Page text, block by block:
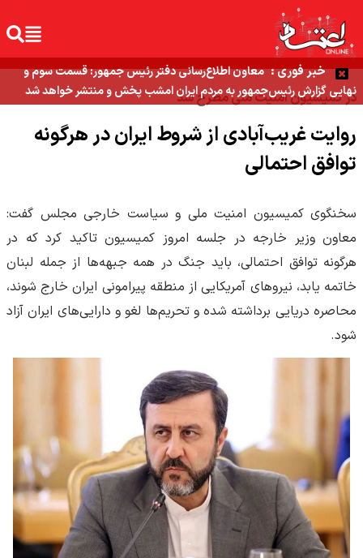
خبر فوری : معاون اطلاع‌رسانی دفتر رئیس جمهور: قسمت سوم و
نهایی گزارش رئیس‌جمهور به مردم ایران امشب پخش و منتشر خواهد شد
در کمیسیون امنیت ملی مطرح شد
روایت غریب‌آبادی از شروط ایران در هرگونه
توافق احتمالی
سخنگوی کمیسیون امنیت ملی و سیاست خارجی مجلس گفت:
معاون وزیر خارجه در جلسه امروز کمیسیون تاکید کرد که در
هرگونه توافق احتمالی، باید جنگ در همه جبهه‌ها از جمله لبنان
خاتمه یابد، نیروهای آمریکایی از منطقه پیرامونی ایران خارج شوند،
محاصره دریایی برداشته شده و تحریم‌ها لغو و دارایی‌های ایران آزاد
شود.